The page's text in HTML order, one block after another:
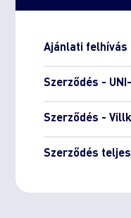
Ajánlati felhívás
Szerződés -
Szerződés -
Szerződés